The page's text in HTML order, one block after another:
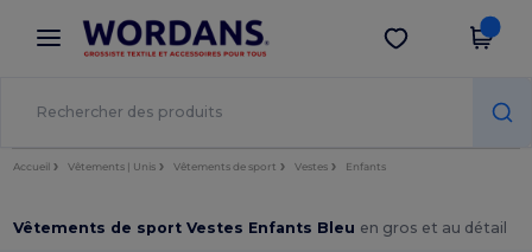
× Appli Wordans
Meilleurs prix sur l’app !
Obtenir l'appli
Accueil Vêtements | Unis Vêtements de sport Vestes Enfants
Vêtements de sport Vestes Enfants Bleu en gros et au détail